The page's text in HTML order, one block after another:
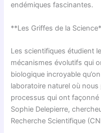
endémiques fascinantes.
**Les Griffes de la
Les scientifiques étudient
mécanismes évolutifs qui
biologique incroyable
laboratoire naturel où
processus qui ont façonné
Sophie Delepierre,
Recherche Scientifique